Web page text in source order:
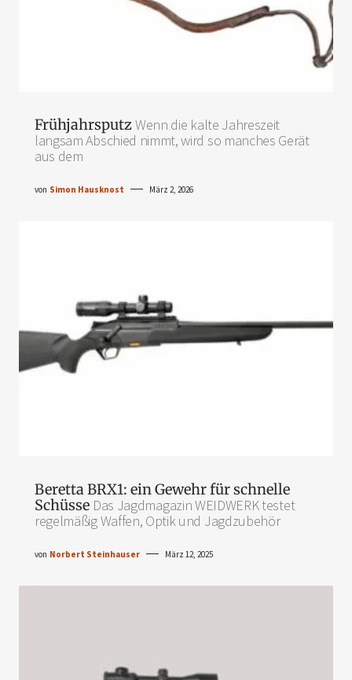
FrühjahrsputzWenn die kalte Jahreszeit
langsam Abschied nimmt, wird so manches Gerät
aus dem
von Simon Hausknost März 2, 2026
Beretta BRX1: ein Gewehr für schnelle
Schüsse Das Jagdmagazin WEIDWERK testet
regelmäßig Waffen, Optik und Jagdzubehör
von Norbert Steinhauser März 12, 2025